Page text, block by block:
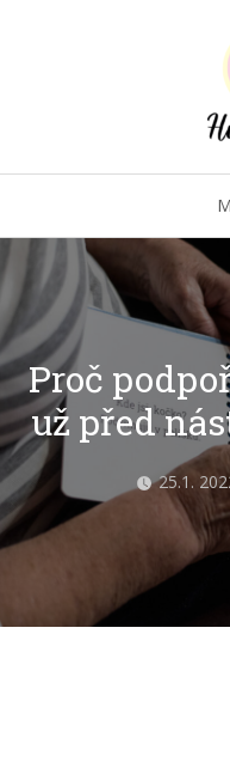
Proč
už před
25.1.